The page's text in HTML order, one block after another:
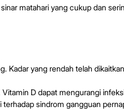
matahari yang cukup dan
Kadar yang rendah telah
D dapat mengurangi
sindrom gangguan